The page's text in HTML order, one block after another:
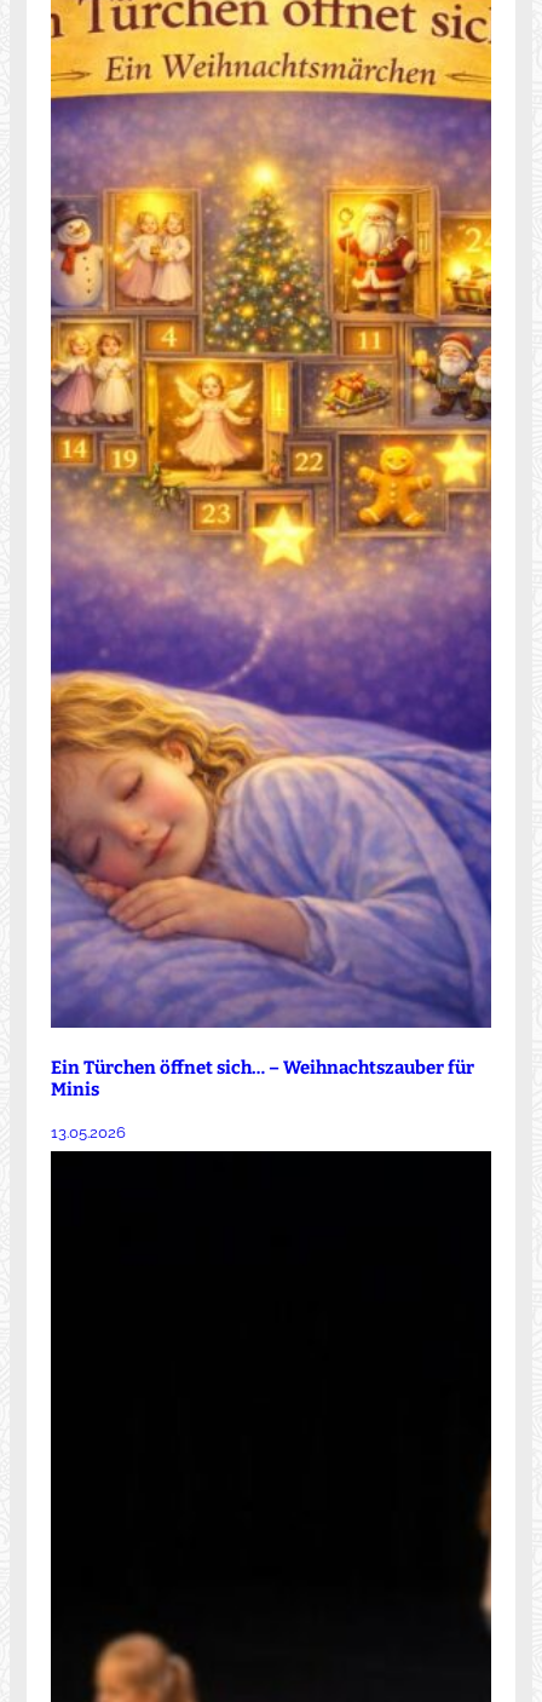
Ein Türchen öffnet sich… – Weihnachtszauber für
Minis
13.05.2026